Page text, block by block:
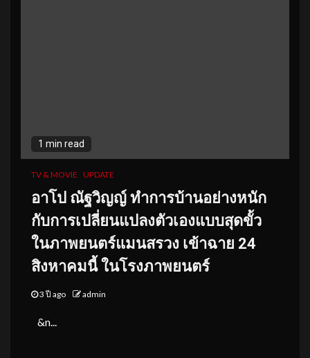
1 min read
TV & MOVIE UPDATE
อาโป ณัฐวิญญ์ ทำการบ้านอย่างหนัก
กับการเปลี่ยนแปลงตัวเองแบบสุดขั้ว
ในภาพยนตร์แมนสรวง เข้าฉาย 24
สิงหาคมนี้ ในโรงภาพยนตร์
3 ปี ago admin
&n...